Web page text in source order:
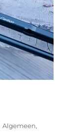
Categorieën
Algemeen,